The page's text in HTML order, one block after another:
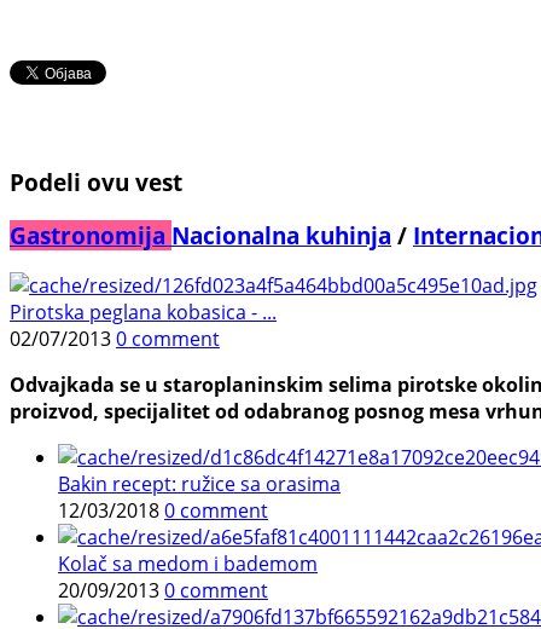
Podeli ovu vest
Gastronomija Nacionalna kuhinja /
Pirotska peglana kobasica - ...
02/07/20130 comment
Odvajkada se u staroplaninskim selima pirotske
proizvod, specijalitet od odabranog posnog mesa
Bakin recept: ružice sa orasima
12/03/20180 comment
Kolač sa medom i bademom
20/09/20130 comment